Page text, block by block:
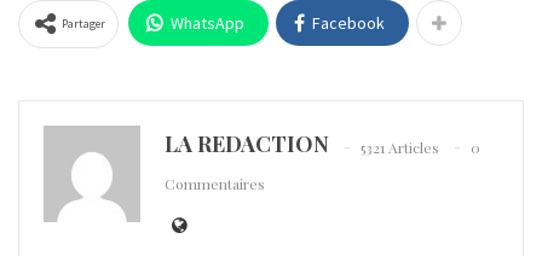
Partager WhatsApp Facebook
LA REDACTION 5321 Articles
0
Commentaires